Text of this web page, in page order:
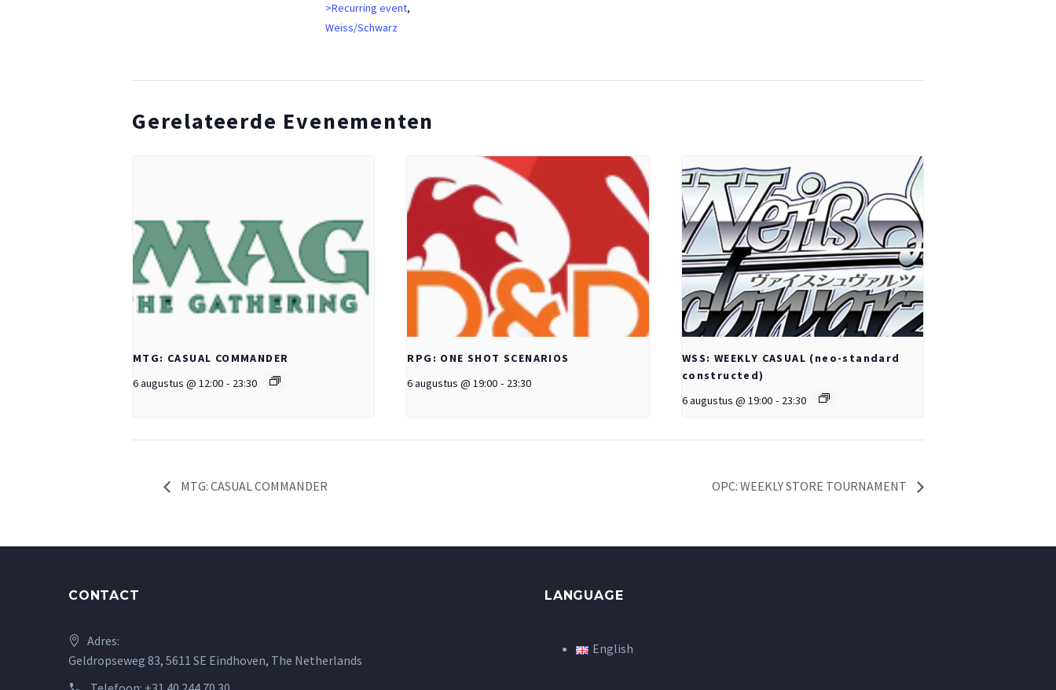
>Recurring event,
Weiss/Schwarz
Gerelateerde Evenementen
MTG: CASUAL COMMANDER
6 augustus @ 12:00 - 23:30
RPG: ONE SHOT SCENARIOS
6 augustus @ 19:00 - 23:30
WSS: WEEKLY CASUAL (neo-standard
constructed)
6 augustus @ 19:00 - 23:30
MTG: CASUAL COMMANDER OPC: WEEKLY STORE TOURNAMENT
CONTACT
Adres:
Geldropseweg 83, 5611 SE Eindhoven, The Netherlands
LANGUAGE
English